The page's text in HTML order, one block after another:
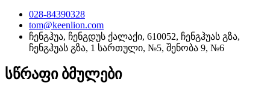
028-84390328
tom@keenlion.com
ჩენგჰუა, ჩენგდუს ქალაქი, 610052, ჩენგჰუას გზა,
ჩენგჰუას გზა, 1 სართული, №5, შენობა 9, №6
სწრაფი ბმულები